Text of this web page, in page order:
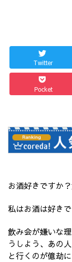
Twitter
Pocket
お酒好きですか
私はお酒は好き
飲み会が嫌いな
うしよう、あの
と行くのが億劫に